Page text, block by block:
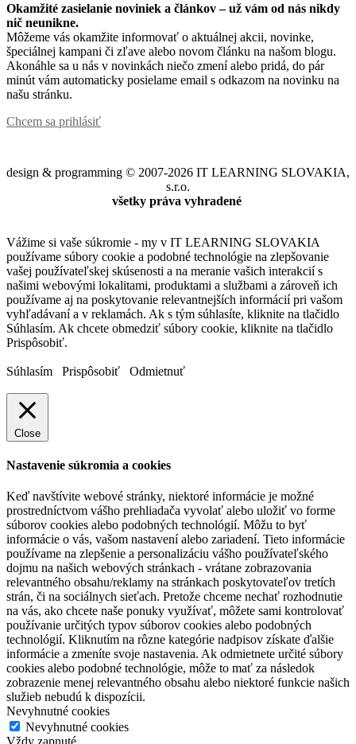
Okamžité zasielanie noviniek a článkov – už vám od nás nikdy
nič neunikne.
Môžeme vás okamžite informovať o aktuálnej akcii, novinke,
špeciálnej kampani či zľave alebo novom článku na našom blogu.
Akonáhle sa u nás v novinkách niečo zmení alebo pridá, do pár
minút vám automaticky posielame email s odkazom na novinku na
našu stránku.
Chcem sa prihlásiť
design & programming © 2007-2026 IT LEARNING SLOVAKIA,
s.r.o.
všetky práva vyhradené
Vážime si vaše súkromie - my v IT LEARNING SLOVAKIA
používame súbory cookie a podobné technológie na zlepšovanie
vašej používateľskej skúsenosti a na meranie vašich interakcií s
našimi webovými lokalitami, produktami a službami a zároveň ich
používame aj na poskytovanie relevantnejších informácií pri vašom
vyhľadávaní a v reklamách. Ak s tým súhlasíte, kliknite na tlačidlo
Súhlasím. Ak chcete obmedziť súbory cookie, kliknite na tlačidlo
Prispôsobiť.
Súhlasím Prispôsobiť Odmietnuť
Close
Nastavenie súkromia a cookies
Keď navštívite webové stránky, niektoré informácie je možné
prostredníctvom vášho prehliadača vyvolať alebo uložiť vo forme
súborov cookies alebo podobných technológií. Môžu to byť
informácie o vás, vašom nastavení alebo zariadení. Tieto informácie
používame na zlepšenie a personalizáciu vášho používateľského
dojmu na našich webových stránkach - vrátane zobrazovania
relevantného obsahu/reklamy na stránkach poskytovateľov tretích
strán, či na sociálnych sieťach. Pretože chceme nechať rozhodnutie
na vás, ako chcete naše ponuky využívať, môžete sami kontrolovať
používanie určitých typov súborov cookies alebo podobných
technológií. Kliknutím na rôzne kategórie nadpisov získate ďalšie
informácie a zmeníte svoje nastavenia. Ak odmietnete určité súbory
cookies alebo podobné technológie, môže to mať za následok
zobrazenie menej relevantného obsahu alebo niektoré funkcie našich
služieb nebudú k dispozícii.
Nevyhnutné cookies
Nevyhnutné cookies